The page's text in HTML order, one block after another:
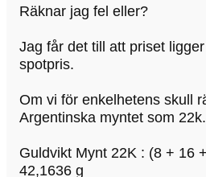
Räknar jag fel eller?
Jag får det till att priset
spotpris.
Om vi för enkelhetens skull
Argentinska myntet som 22k.
Guldvikt Mynt 22K : (8 + 16
42,1636 g